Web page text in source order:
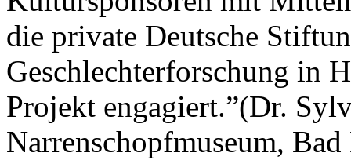
die private Deutsche
Geschlechterforschung in
Projekt engagiert.”(Dr.
Narrenschopfmuseum,